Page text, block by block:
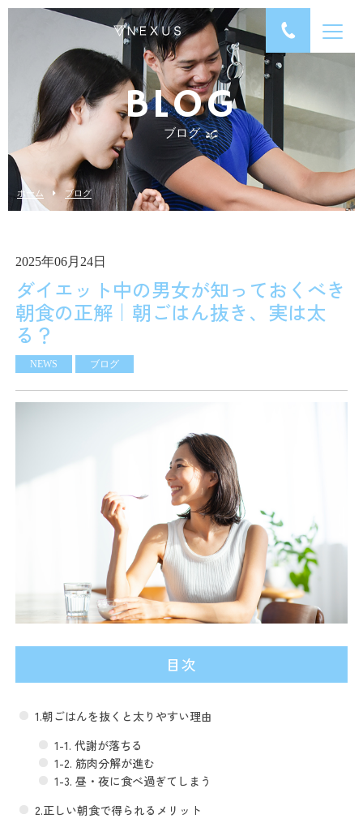
BLOG
ブログ
ホーム ブログ
2025年06月24日
ダイエット中の男女が知っておくべき
朝食の正解｜朝ごはん抜き、実は太
る？
NEWS ブログ
目次
1.朝ごはんを抜くと太りやすい理由
1-1. 代謝が落ちる
1-2. 筋肉分解が進む
1-3. 昼・夜に食べ過ぎてしまう
2.正しい朝食で得られるメリット